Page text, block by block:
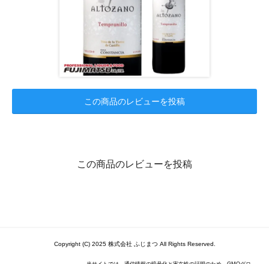
この商品のレビューを投稿
この商品のレビューを投稿
Copyright (C) 2025 株式会社 ふじまつ All Rights Reserved.